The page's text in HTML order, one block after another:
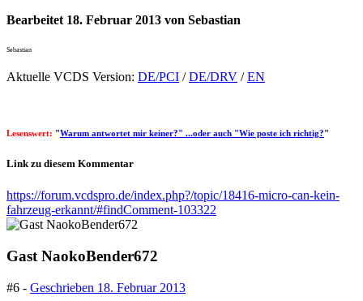
Bearbeitet 18. Februar 2013 von Sebastian
Sebastian
Aktuelle VCDS Version: DE/PCI /DE/DRV /EN
Lesenswert: "Warum antwortet mir keiner?" ...oder auch "Wie poste ich richtig?"
Link zu diesem Kommentar
https://forum.vcdspro.de/index.php?/topic/18416-micro-can-kein-
fahrzeug-erkannt/#findComment-103322
Gast NaokoBender672
#6 - Geschrieben 18. Februar 2013